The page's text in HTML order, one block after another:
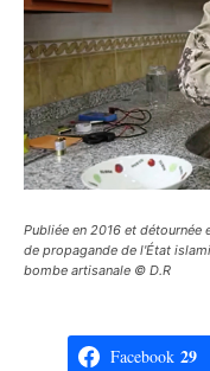
Publiée en 2016 et détournée
de propagande de l'État
bombe artisanale © D.R
Facebook 29